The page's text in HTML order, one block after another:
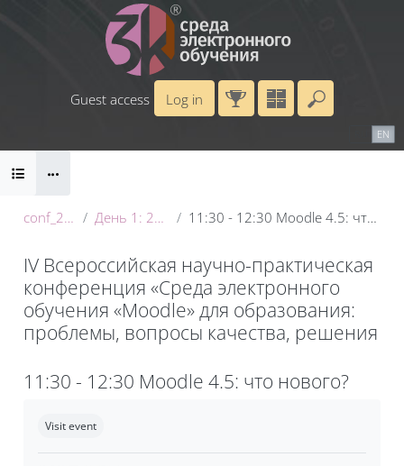
Skip to main content
Enter
Guest access
Log in
EN
Blocks
conf_2025 День 1: 20 мая 11:30 - 12:30 Moodle 4.5: что нового?
IV Всероссийская научно-практическая
конференция «Среда электронного
обучения «Moodle» для образования:
проблемы, вопросы качества, решения
11:30 - 12:30 Moodle 4.5: что нового?
Visit event